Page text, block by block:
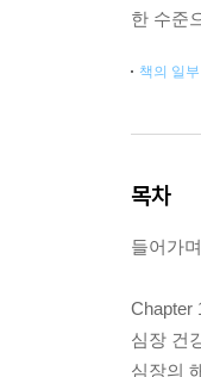
한 수준
책의 일
목차
들어가며
Chapter
심장 건
심장의